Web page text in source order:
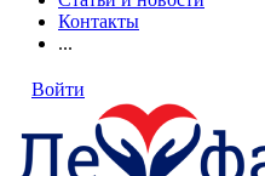
Контакты
...
Войти